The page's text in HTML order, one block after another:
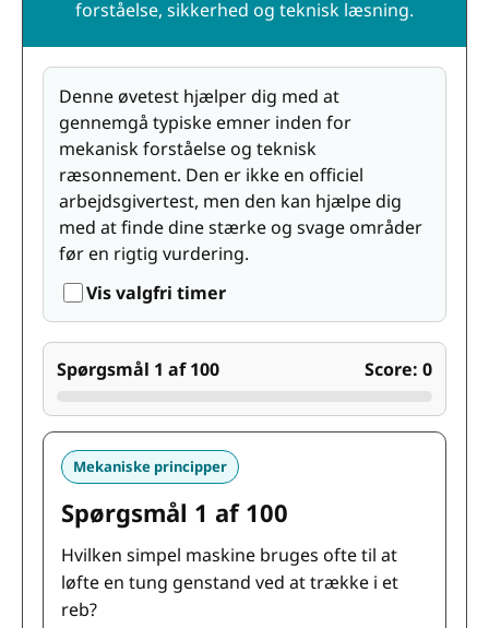
forståelse, sikkerhed og teknisk læsning.
Denne øvetest hjælper dig med at
gennemgå typiske emner inden for
mekanisk forståelse og teknisk
ræsonnement. Den er ikke en officiel
arbejdsgivertest, men den kan hjælpe dig
med at finde dine stærke og svage områder
før en rigtig vurdering.
Vis valgfri timer
Spørgsmål 1 af 100 Score: 0
Mekaniske principper
Spørgsmål 1 af 100
Hvilken simpel maskine bruges ofte til at
løfte en tung genstand ved at trække i et
reb?